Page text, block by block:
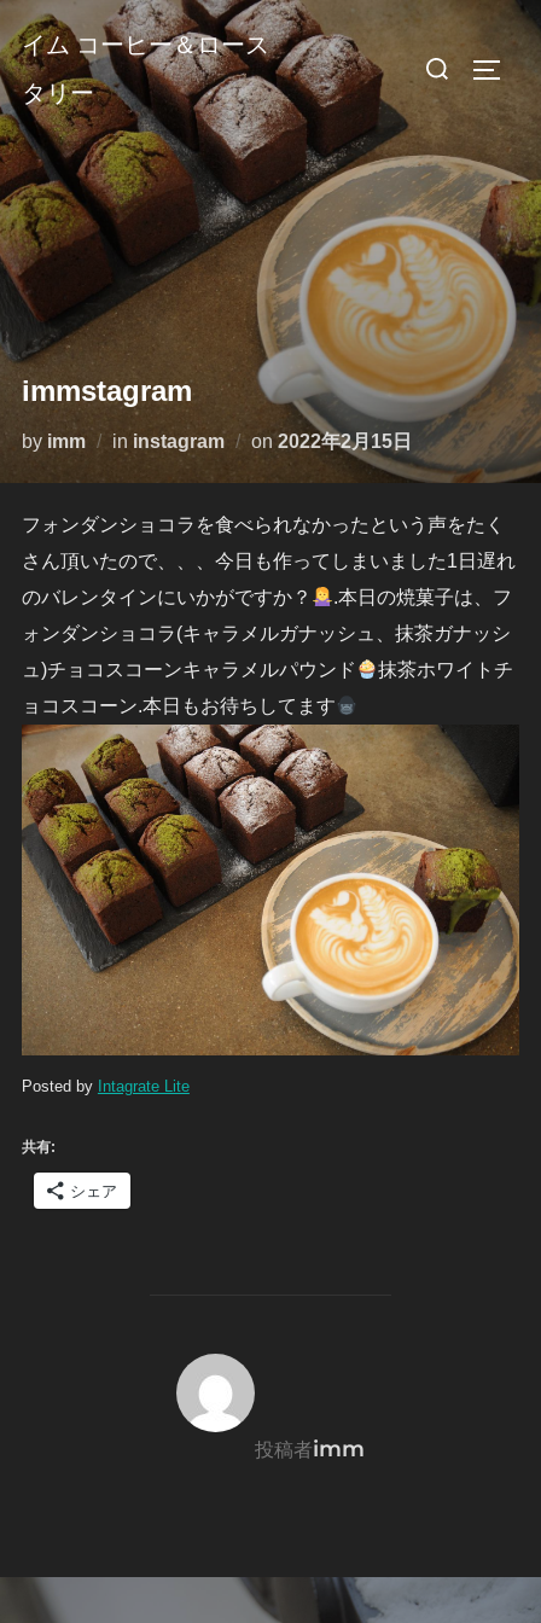
ン
テ
ン
ツ
へ
ス
キ
ッ
イム コーヒー＆ロース
タリー
検
対
象:
immstagram
by imm in instagram on投
2022年2月15日
フォンダンショコラを食べられなかったという声をたく
さん頂いたので、、、今日も作ってしまいました1日遅れ
のバレンタインにいかがですか？
.本日の焼菓子は、フ
ォンダンショコラ(キャラメルガナッシュ、抹茶ガナッシ
ュ)チョコスコーンキャラメルパウンド
抹茶ホワイトチ
ョコスコーン.本日もお待ちしてます
Posted by Intagrate Lite
共有:
シェア
投稿者
投稿者imm